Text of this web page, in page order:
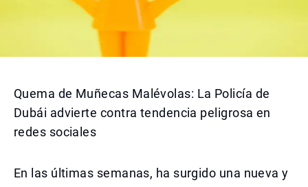
Quema de Muñecas Malévolas: La Policía de
Dubái advierte contra tendencia peligrosa en
redes sociales
En las últimas semanas, ha surgido una nueva y